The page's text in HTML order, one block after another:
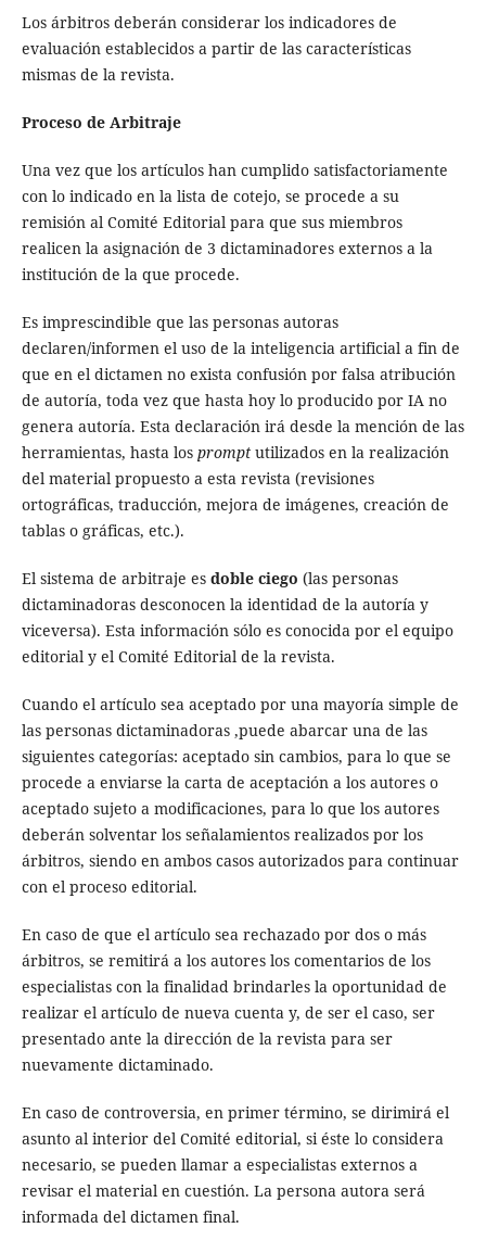
Los árbitros deberán considerar los indicadores de
evaluación establecidos a partir de las características
mismas de la revista.
Proceso de Arbitraje
Una vez que los artículos han cumplido satisfactoriamente
con lo indicado en la lista de cotejo, se procede a su
remisión al Comité Editorial para que sus miembros
realicen la asignación de 3 dictaminadores externos a la
institución de la que procede.
Es imprescindible que las personas autoras
declaren/informen el uso de la inteligencia artificial a fin de
que en el dictamen no exista confusión por falsa atribución
de autoría, toda vez que hasta hoy lo producido por IA no
genera autoría. Esta declaración irá desde la mención de las
herramientas, hasta los promptutilizados en la realización
del material propuesto a esta revista (revisiones
ortográficas, traducción, mejora de imágenes, creación de
tablas o gráficas, etc.).
El sistema de arbitraje es doble ciego (las personas
dictaminadoras desconocen la identidad de la autoría y
viceversa). Esta información sólo es conocida por el equipo
editorial y el Comité Editorial de la revista.
Cuando el artículo sea aceptado por una mayoría simple de
las personas dictaminadoras ,puede abarcar una de las
siguientes categorías: aceptado sin cambios, para lo que se
procede a enviarse la carta de aceptación a los autores o
aceptado sujeto a modificaciones, para lo que los autores
deberán solventar los señalamientos realizados por los
árbitros, siendo en ambos casos autorizados para continuar
con el proceso editorial.
En caso de que el artículo sea rechazado por dos o más
árbitros, se remitirá a los autores los comentarios de los
especialistas con la finalidad brindarles la oportunidad de
realizar el artículo de nueva cuenta y, de ser el caso, ser
presentado ante la dirección de la revista para ser
nuevamente dictaminado.
En caso de controversia, en primer término, se dirimirá el
asunto al interior del Comité editorial, si éste lo considera
necesario, se pueden llamar a especialistas externos a
revisar el material en cuestión. La persona autora será
informada del dictamen final.